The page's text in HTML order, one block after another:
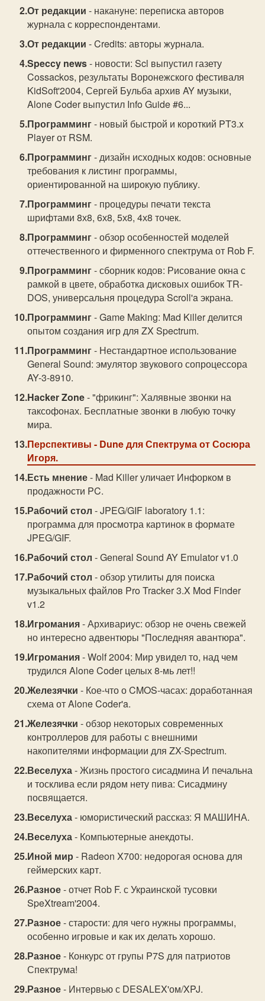
От редакции - накануне: переписка авторов
журнала с корреспондентами.
От редакции - Credits: авторы журнала.
Speccy news- новости: Scl выпустил газету
Cossackos, результаты Воронежского фестиваля
KidSoft'2004, Сергей Бульба архив AY музыки,
Alone Coder выпустил Info Guide #6...
Программинг- новый быстрой и короткий PT3.x
Player от RSM.
Программинг- дизайн исходных кодов: основные
требования к листинг программы,
ориентированной на широкую публику.
Программинг- процедуры печати текста
шрифтами 8х8, 6х8, 5х8, 4х8 точек.
Программинг- обзор особенностей моделей
оттечественного и фирменного спектрума от Rob F.
Программинг- сборник кодов: Рисование окна с
рамкой в цвете, обработка дисковых ошибок TR-
DOS, универсальня процедура Scroll'a экрана.
Программинг- Game Making: Mad Killer делится
опытом создания игр для ZX Spectrum.
Программинг- Нестандартное использование
General Sound: эмулятор звукового сопроцессора
AY-3-8910.
Hacker Zone- "фрикинг": Халявные звонки на
таксофонах. Бесплатные звонки в любую точку
мира.
Перспективы - Dune для Спектрума от Сосюра
Игоря.
Есть мнение- Mad Killer уличает Инфорком в
продажности PC.
Рабочий стол - JPEG/GIF laboratory 1.1:
программа для просмотра картинок в формате
JPEG/GIF.
Рабочий стол - General Sound AY Emulator v1.0
Рабочий стол - обзор утилиты для поиска
музыкальных файлов Pro Tracker 3.X Mod Finder
v1.2
Игромания- Архивариус: обзор не очень свежей
но интересно адвентюры "Последняя авантюра".
Игромания- Wolf 2004: Мир увидел то, над чем
трудился Alone Coder целых 8-мь лет!!
Железячки - Кое-что о CMOS-часах: доработанная
схема от Alone Coder'a.
Железячки - обзор некоторых современных
контроллеров для работы с внешними
накопителями информации для ZX-Spectrum.
Веселуха- Жизнь простого сисадмина И печальна
и тосклива если рядом нету пива: Сисадмину
посвящается.
Веселуха- юмористический рассказ: Я МАШИНА.
Веселуха- Компьютерные анекдоты.
Иной мир - Radeon X700: недорогая основа для
геймерских карт.
Разное- отчет Rob F. с Украинской тусовки
SpeXtream'2004.
Разное- старости: для чего нужны программы,
особенно игровые и как их делать хорошо.
Разное- Конкурс от групы P7S для патриотов
Спектрума!
Разное- Интервью с DESALEX'ом/XPJ.